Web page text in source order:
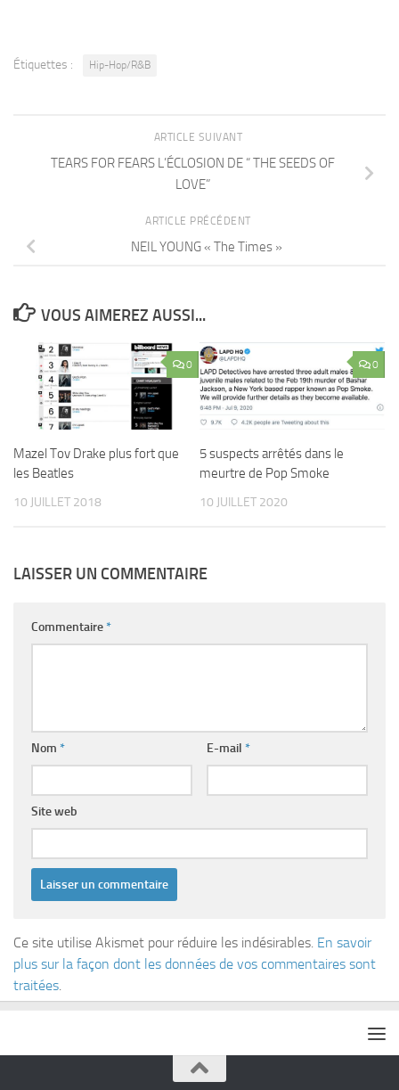
Étiquettes : Hip-Hop/R&B
ARTICLE SUIVANT
TEARS FOR FEARS L’ÉCLOSION DE “ THE SEEDS OF
LOVE”
ARTICLE PRÉCÉDENT
NEIL YOUNG « The Times »
VOUS AIMEREZ AUSSI...
0
Mazel Tov Drake plus fort que
les Beatles
10 JUILLET 2018
0
5 suspects arrêtés dans le
meurtre de Pop Smoke
10 JUILLET 2020
LAISSER UN COMMENTAIRE
Commentaire*
Nom * E-mail *
Site web
Ce site utilise Akismet pour réduire les indésirables. En savoir
plus sur la façon dont les données de vos commentaires sont
traitées.